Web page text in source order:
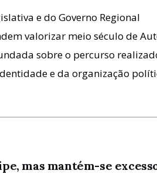
e do Governo Regional
valorizar meio século de
sobre o percurso
e da organização
mas mantém-se